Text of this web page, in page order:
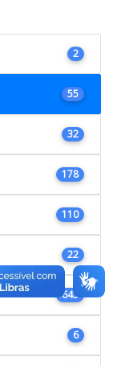
2
55
32
178
110
22
645
6